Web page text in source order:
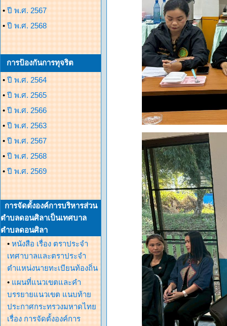
• ปี พ.ศ. 2567
• ปี พ.ศ. 2568
การป้องกันการทุจริต
• ปี พ.ศ. 2564
• ปี พ.ศ. 2565
• ปี พ.ศ. 2566
• ปี พ.ศ. 2563
• ปี พ.ศ. 2567
• ปี พ.ศ. 2568
• ปี พ.ศ. 2569
การจัดตั้งองค์การบริหารส่วน
ตำบลดอนศิลาเป็นเทศบาล
ตำบลดอนศิลา
• หนังสือ เรื่อง ตราประจำ
เทศาบาลและตราประจำ
ตำแหน่งนายทะเบียนท้องถิ่น
• แผนที่แนวเขตและคำ
บรรยายแนวเขต แนบท้าย
ประกาศกระทรวงมหาดไทย
เรื่อง การจัดตั้งองค์การ